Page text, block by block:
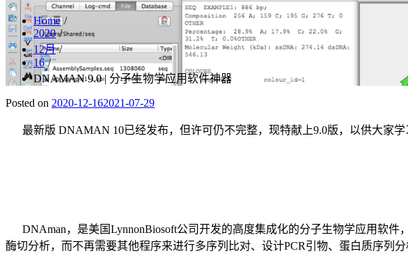
Home
2020
12月
16
DNAMAN 9.0 | 分子生物学应用软件神器
Posted on 2020-12-162021-07-29
最新版 DNAMAN 10已经发布，但许可仍不完整，现特献上9.0版，以供大家
DNAman，是美国LynnonBiosoft公司开发的高度集成化的分子生物学应用软件，
酶切分析，而不再需要其他程序来进行多序列比对、设计PCR引物、蛋白质序